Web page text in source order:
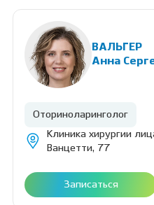
ВАЛЬГЕР
Анна
Оториноларинголог
Клиника хирургии
Ванцетти, 77
Записаться